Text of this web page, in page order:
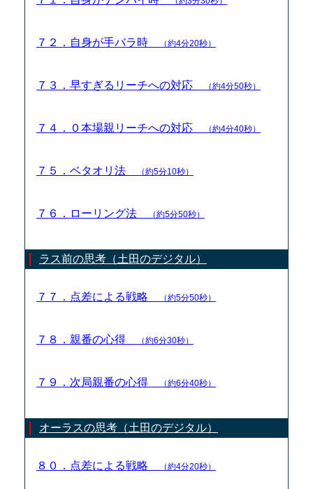
７２．自身が手バラ時 （約4分20秒）
７３．早すぎるリーチへの対応 （約4分50秒）
７４．０本場親リーチへの対応 （約4分40秒）
７５．ベタオリ法 （約5分10秒）
７６．ローリング法 （約5分50秒）
ラス前の思考（土田のデジタル）
７７．点差による戦略 （約5分50秒）
７８．親番の心得 （約6分30秒）
７９．次局親番の心得 （約6分40秒）
オーラスの思考（土田のデジタル）
８０．点差による戦略 （約4分20秒）